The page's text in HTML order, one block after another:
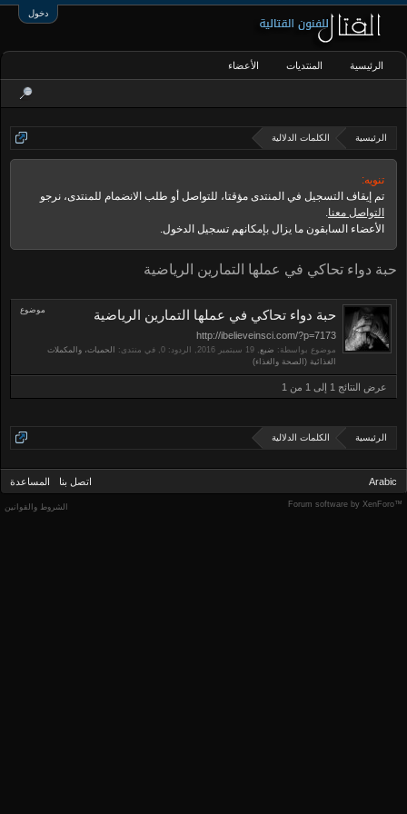
دخول
الرئيسية الكلمات الدلالية
تنويه:
تم إيقاف التسجيل في المنتدى مؤقتا، للتواصل أو طلب الانضمام للمنتدى، نرجو
التواصل معنا.
الأعضاء السابقون ما يزال بإمكانهم تسجيل الدخول.
حبة دواء تحاكي في عملها التمارين الرياضية
موضوع حبة دواء تحاكي في عملها التمارين الرياضية
http://ibelieveinsci.com/?p=7173
موضوع بواسطة: ضبع, , الردود: 0, في منتدى:
الحميات، والمكملات
الغذائية (الصحة والغذاء)
عرض النتائج 1 إلى 1 من 1
الرئيسية الكلمات الدلالية
الرئيسية المنتديات الأعضاء
Arabic اتصل بنا المساعدة
الشروط والقوانين Forum software by XenForo™